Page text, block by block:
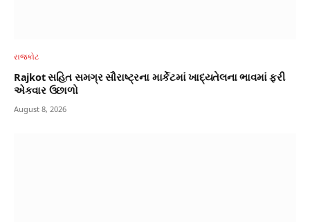
રાજકોટ
Rajkot સહિત સમગ્ર સૌરાષ્ટ્રના માર્કેટમાં ખાદ્યતેલના ભાવમાં ફરી
એકવાર ઉછાળો
August 8, 2026